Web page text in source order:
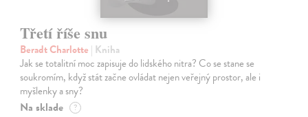
Třetí říše snu
Beradt Charlotte | Kniha
Jak se totalitní moc zapisuje do lidského nitra? Co se stane se
soukromím, když stát začne ovládat nejen veřejný prostor, ale i
myšlenky a sny?
Na sklade ?